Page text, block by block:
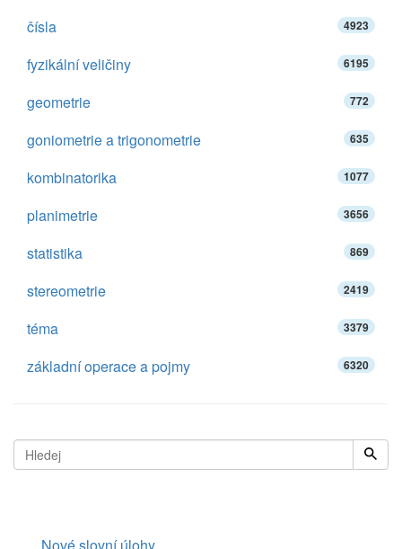
čísla 4923
fyzikální veličiny 6195
geometrie 772
goniometrie a trigonometrie 635
kombinatorika 1077
planimetrie 3656
statistika 869
stereometrie 2419
téma 3379
základní operace a pojmy 6320